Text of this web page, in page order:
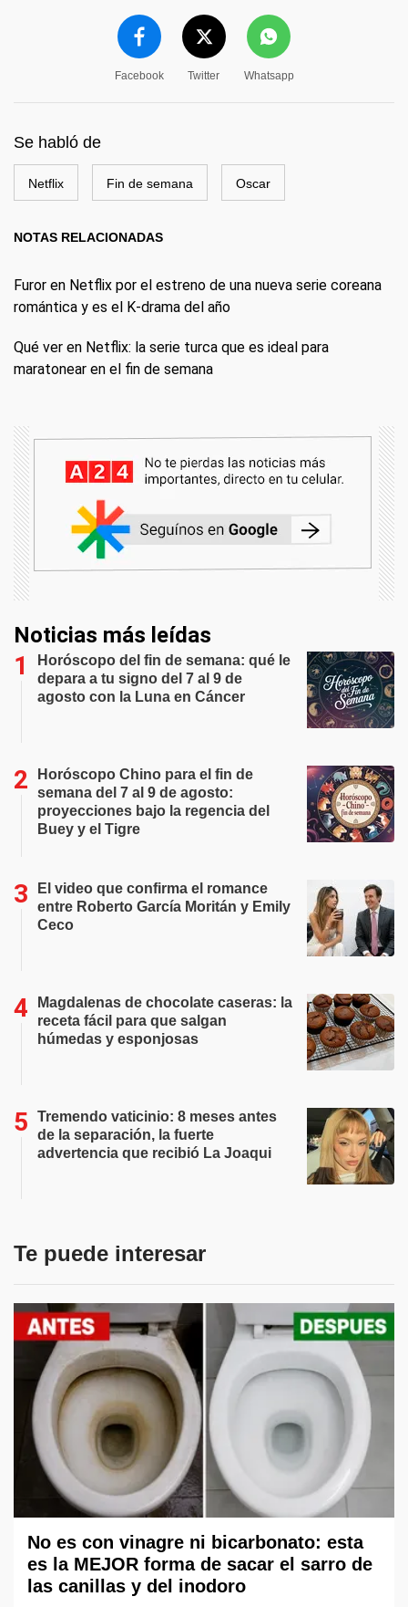
Facebook Twitter Whatsapp
Se habló de
Netflix Fin de semana Oscar
NOTAS RELACIONADAS
Furor en Netflix por el estreno de una nueva serie coreana
romántica y es el K-drama del año
Qué ver en Netflix: la serie turca que es ideal para
maratonear en el fin de semana
Noticias más leídas
Horóscopo del fin de semana: qué le
depara a tu signo del 7 al 9 de
agosto con la Luna en Cáncer
Horóscopo Chino para el fin de
semana del 7 al 9 de agosto:
proyecciones bajo la regencia del
Buey y el Tigre
El video que confirma el romance
entre Roberto García Moritán y Emily
Ceco
Magdalenas de chocolate caseras: la
receta fácil para que salgan
húmedas y esponjosas
Tremendo vaticinio: 8 meses antes
de la separación, la fuerte
advertencia que recibió La Joaqui
Te puede interesar
No es con vinagre ni bicarbonato: esta
es la MEJOR forma de sacar el sarro de
las canillas y del inodoro